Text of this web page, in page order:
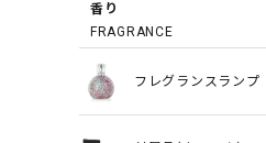
香り
FRAGRANCE
フレグランスランプ